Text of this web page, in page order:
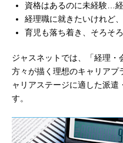
資格はあるのに未経験…
経理職に就きたいけれど
育児も落ち着き、そろそ
ジャスネットでは、「経理・
方々が描く理想のキャリアプ
ャリアステージに適した派遣
す。